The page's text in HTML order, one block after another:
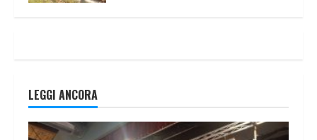
LEGGI ANCORA